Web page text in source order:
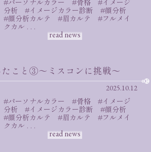
分析 #イメージカラー診断 #顔分析
#顔分析カルテ #眉カルテ #フルメイ
クカル . . .
read news
こと③〜ミスコンに挑戦〜
2025.10.12
#パーソナルカラー #骨格 #イメージ
分析 #イメージカラー診断 #顔分析
#顔分析カルテ #眉カルテ #フルメイ
クカル . . .
read news